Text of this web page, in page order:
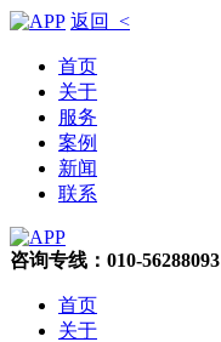
返回 <
首页
关于
服务
案例
新闻
联系
咨询专线：010-56288093
首页
关于